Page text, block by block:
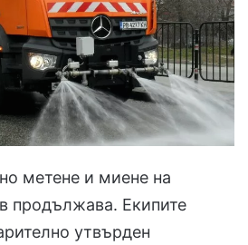
метене и миене на
продължава. Екипите
утвърден